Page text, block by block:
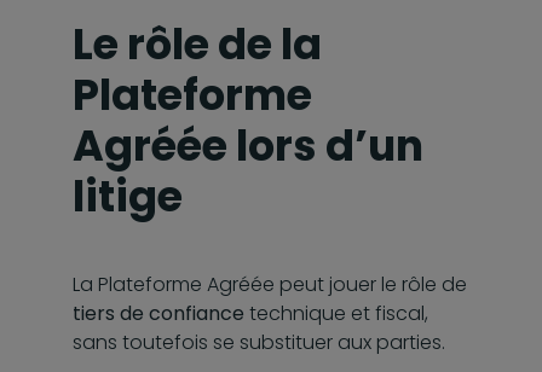
Le rôle de la
Plateforme
Agréée lors d’un
litige
La Plateforme Agréée peut jouer le rôle de
tiers de confiance technique et fiscal,
sans toutefois se substituer aux parties.